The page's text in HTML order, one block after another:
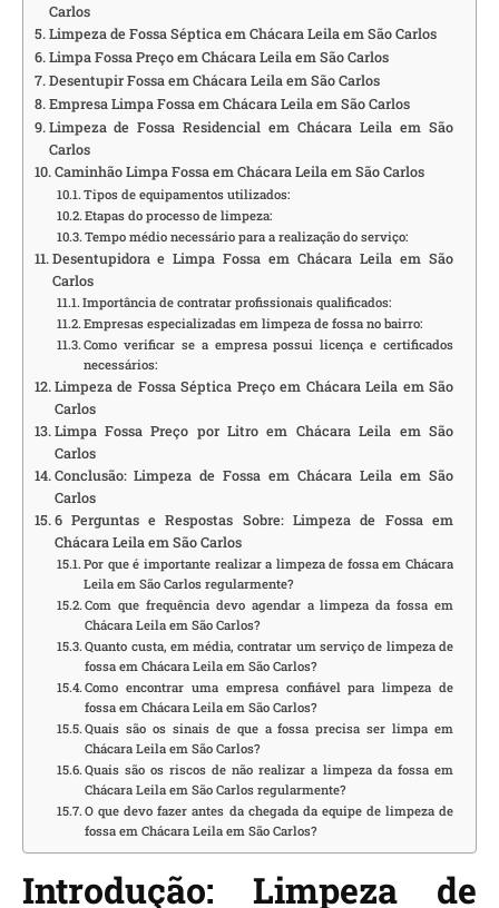
Carlos
Limpeza de Fossa Séptica em Chácara Leila em São Carlos
Limpa Fossa Preço em Chácara Leila em São Carlos
Desentupir Fossa em Chácara Leila em São Carlos
Empresa Limpa Fossa em Chácara Leila em São Carlos
Limpeza de Fossa Residencial em Chácara Leila em São
Carlos
Caminhão Limpa Fossa em Chácara Leila em São Carlos
Tipos de equipamentos utilizados:
Etapas do processo de limpeza:
Tempo médio necessário para a realização do serviço:
Desentupidora e Limpa Fossa em Chácara Leila em São
Carlos
Importância de contratar profissionais qualificados:
Empresas especializadas em limpeza de fossa no bairro:
Como verificar se a empresa possui licença e certificados
necessários:
Limpeza de Fossa Séptica Preço em Chácara Leila em São
Carlos
Limpa Fossa Preço por Litro em Chácara Leila em São
Carlos
Conclusão: Limpeza de Fossa em Chácara Leila em São
Carlos
6 Perguntas e Respostas Sobre: Limpeza de Fossa em
Chácara Leila em São Carlos
Por que é importante realizar a limpeza de fossa em Chácara
Leila em São Carlos regularmente?
Com que frequência devo agendar a limpeza da fossa em
Chácara Leila em São Carlos?
Quanto custa, em média, contratar um serviço de limpeza de
fossa em Chácara Leila em São Carlos?
Como encontrar uma empresa confiável para limpeza de
fossa em Chácara Leila em São Carlos?
Quais são os sinais de que a fossa precisa ser limpa em
Chácara Leila em São Carlos?
Quais são os riscos de não realizar a limpeza da fossa em
Chácara Leila em São Carlos regularmente?
O que devo fazer antes da chegada da equipe de limpeza de
fossa em Chácara Leila em São Carlos?
Introdução: Limpeza de